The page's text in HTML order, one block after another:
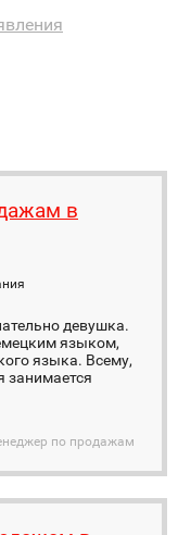
в
девушка.
языком,
языка. Всему,
занимается
по продажам